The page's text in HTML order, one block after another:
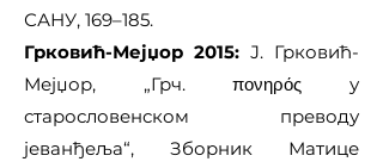
САНУ, 169–185.
Грковић-Мејџор 2015: Ј. Грковић-
Мејџор, „Грч. πονηρός у
старословенском преводу
јеванђеља“, Зборник Матице